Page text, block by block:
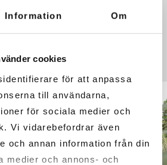
Information Om
cookies
för att anpassa
till användarna,
för sociala medier och
Vi vidarebefordrar även
och annan information från din
medier och annons- och